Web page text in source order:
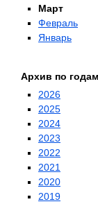
Март
Февраль
Январь
Архив по годам
2026
2025
2024
2023
2022
2021
2020
2019